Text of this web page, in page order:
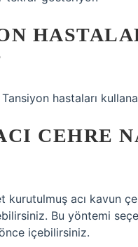
hastaları
CEHRE
kurutulmuş acı kavun
Bu yöntemi
içebilirsiniz.